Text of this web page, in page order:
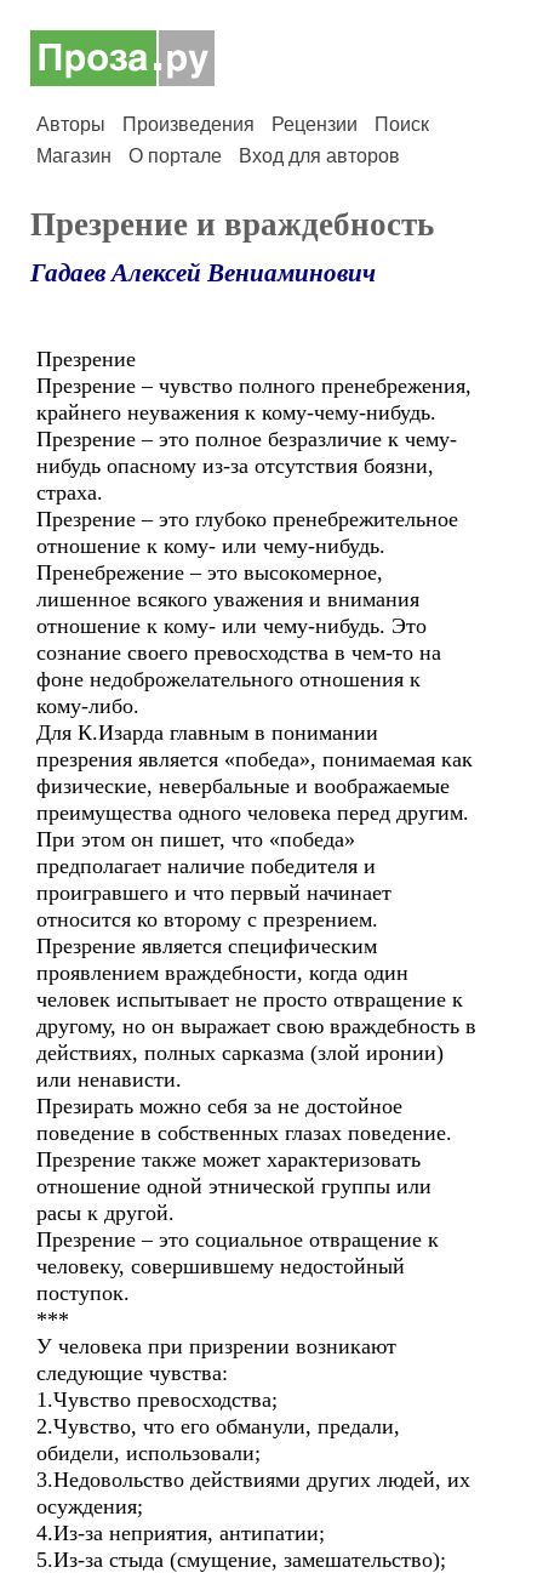
Авторы Произведения Рецензии
Поиск
Магазин
О портале Вход для авторов
Презрение и враждебность
Гадаев Алексей Вениаминович
Презрение
Презрение – чувство полного пренебрежения,
крайнего неуважения к кому-чему-нибудь.
Презрение – это полное безразличие к чему-
нибудь опасному из-за отсутствия боязни,
страха.
Презрение – это глубоко пренебрежительное
отношение к кому- или чему-нибудь.
Пренебрежение – это высокомерное,
лишенное всякого уважения и внимания
отношение к кому- или чему-нибудь. Это
сознание своего превосходства в чем-то на
фоне недоброжелательного отношения к
кому-либо.
Для К.Изарда главным в понимании
презрения является «победа», понимаемая как
физические, невербальные и воображаемые
преимущества одного человека перед другим.
При этом он пишет, что «победа»
предполагает наличие победителя и
проигравшего и что первый начинает
относится ко второму с презрением.
Презрение является специфическим
проявлением враждебности, когда один
человек испытывает не просто отвращение к
другому, но он выражает свою враждебность в
действиях, полных сарказма (злой иронии)
или ненависти.
Презирать можно себя за не достойное
поведение в собственных глазах поведение.
Презрение также может характеризовать
отношение одной этнической группы или
расы к другой.
Презрение – это социальное отвращение к
человеку, совершившему недостойный
поступок.
***
У человека при призрении возникают
следующие чувства:
1.Чувство превосходства;
2.Чувство, что его обманули, предали,
обидели, использовали;
3.Недовольство действиями других людей, их
осуждения;
4.Из-за неприятия, антипатии;
5.Из-за стыда (смущение, замешательство);